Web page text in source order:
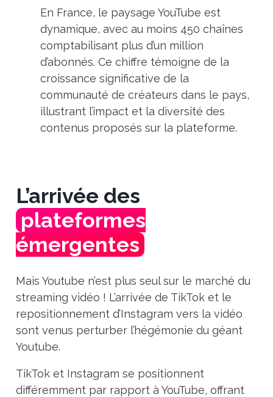
En France, le paysage YouTube est
dynamique, avec au moins 450 chaînes
comptabilisant plus d’un million
d’abonnés. Ce chiffre témoigne de la
croissance significative de la
communauté de créateurs dans le pays,
illustrant l’impact et la diversité des
contenus proposés sur la plateforme.
L’arrivée des
plateformes
émergentes
Mais Youtube n’est plus seul sur le marché du
streaming vidéo ! L’arrivée de TikTok et le
repositionnement d’Instagram vers la vidéo
sont venus perturber l’hégémonie du géant
Youtube.
TikTok et Instagram se positionnent
différemment par rapport à YouTube, offrant